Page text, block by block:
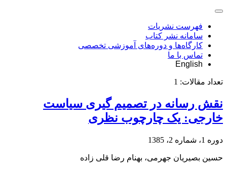
فهرست نشریات
سامانه نشر کتاب
کارگاه‌ها و دوره‌های آموزشی تخصصی
تماس با ما
English
تعداد مقالات: 1
نقش رسانه در تصمیم ‏گیری سیاست
خارجی: یک چارچوب نظری
دوره 1، شماره 2، 1385
حسین بصیریان جهرمی، بهنام رضا قلی زاده